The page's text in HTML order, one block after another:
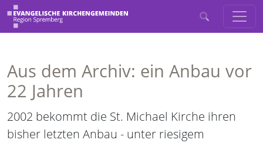
Aus dem Archiv: ein Anbau vor
22 Jahren
2002 bekommt die St. Michael Kirche ihren
bisher letzten Anbau - unter riesigem